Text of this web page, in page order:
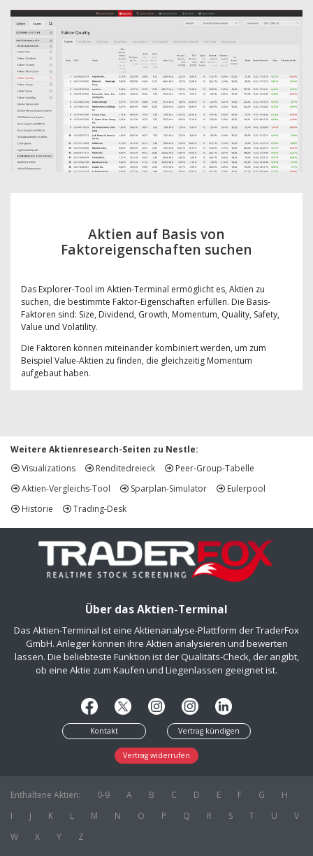
Aktien auf Basis von
Faktoreigenschaften suchen
Das Explorer-Tool im Aktien-Terminal ermöglicht es, Aktien zu
suchen, die bestimmte Faktor-Eigenschaften erfüllen. Die Basis-
Faktoren sind: Size, Dividend, Growth, Momentum, Quality, Safety,
Value und Volatility.
Die Faktoren können miteinander kombiniert werden, um zum
Beispiel Value-Aktien zu finden, die gleichzeitig Momentum
aufgebaut haben.
Weitere Aktienresearch-Seiten zu Nestle:
Visualizations
Renditedreieck
Peer-Group-Tabelle
Aktien-Vergleichs-Tool
Sparplan-Simulator
Eulerpool
Historie
Trading-Desk
Über das Aktien-Terminal
Das Aktien-Terminal ist eine Aktienanalyse-Plattform der TraderFox
GmbH. Anleger können ihre Aktien analysieren und bewerten
lassen. Die beliebteste Funktion ist der Qualitäts-Check, der angibt,
ob eine Aktie zum Kaufen und Liegenlassen geeignet ist.
Kontakt Vertrag kündigen
Vertrag widerrufen
Enthaltene Aktien: 0-9 A B C D E F G
H
I
J K L M N O P Q R S T U
V
W
X Y Z